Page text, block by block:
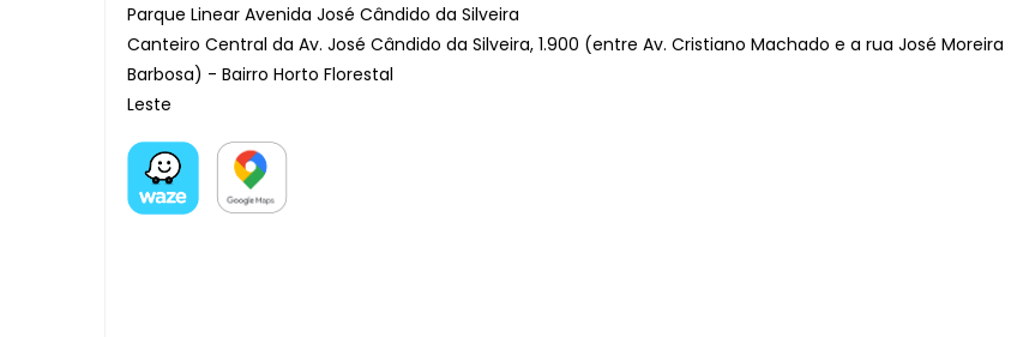
Parque Linear Avenida José Cândido da Silveira
Canteiro Central da Av. José Cândido da Silveira, 1.900 (entre Av. Cristiano Machado e a rua José Moreira
Barbosa) - Bairro Horto Florestal
Leste